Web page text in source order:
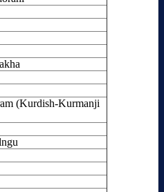
(Kurdish-Kurmanji